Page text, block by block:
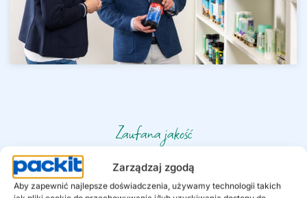
Zarządzaj zgodą
Aby zapewnić najlepsze doświadczenia, używamy technologii takich
Zaufana jakość
Asortyment Dumil
Odpady